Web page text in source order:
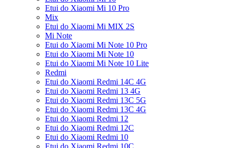
Etui do Xiaomi Mi 10 Pro
Mix
Etui do Xiaomi Mi MIX 2S
Mi Note
Etui do Xiaomi Mi Note 10 Pro
Etui do Xiaomi Mi Note 10
Etui do Xiaomi Mi Note 10 Lite
Redmi
Etui do Xiaomi Redmi 14C 4G
Etui do Xiaomi Redmi 13 4G
Etui do Xiaomi Redmi 13C 5G
Etui do Xiaomi Redmi 13C 4G
Etui do Xiaomi Redmi 12
Etui do Xiaomi Redmi 12C
Etui do Xiaomi Redmi 10
Etui do Xiaomi Redmi 10C